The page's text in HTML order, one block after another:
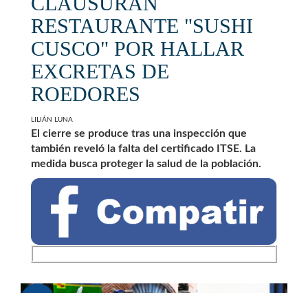
RESTAURANTE "SUSHI
CUSCO" POR HALLAR
EXCRETAS DE
ROEDORES
LILIÁN LUNA
El cierre se produce tras una inspección que
también reveló la falta del certificado ITSE. La
medida busca proteger la salud de la población.